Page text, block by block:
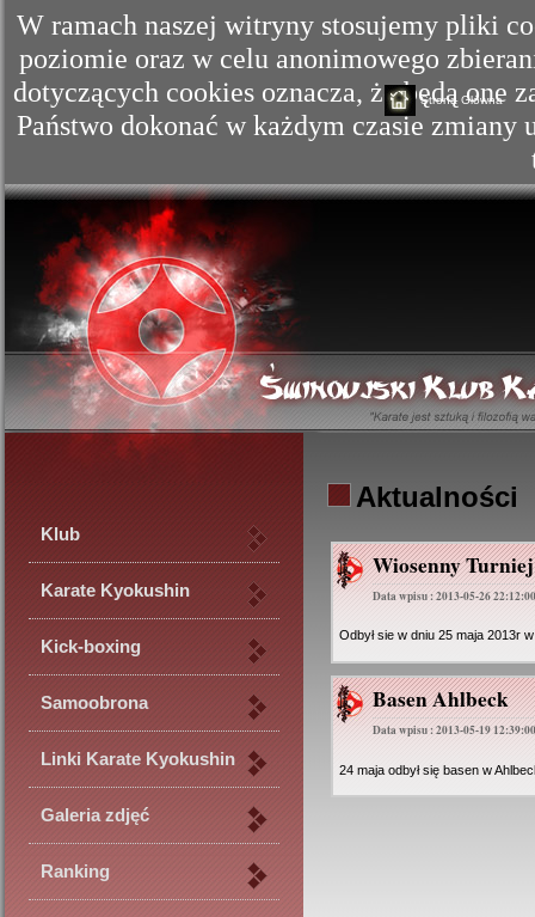
W ramach naszej witryny stosujemy pliki
poziomie oraz w celu anonimowego
dotyczących cookies oznacza, że będą one
Państwo dokonać w każdym czasie
Strona Główna
Klub
Karate Kyokushin
Kick-boxing
Samoobrona
Linki Karate Kyokushin
Galeria zdjęć
Ranking
Aktualności
Wiosenny
Data wpisu : 2013-05-26 22:12:00
Odbył sie w dniu 25 maja 2013r
Basen Ahlbeck
Data wpisu : 2013-05-19 12:39:00
24 maja odbył się basen w